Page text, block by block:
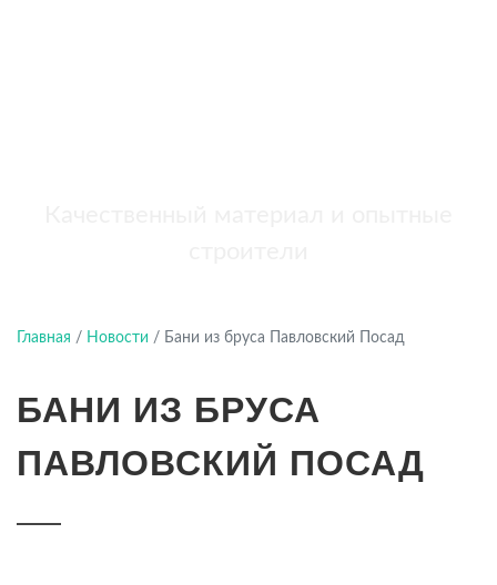
Главная / Новости / Бани из бруса Павловский Посад
БАНИ ИЗ БРУСА
ПАВЛОВСКИЙ ПОСАД